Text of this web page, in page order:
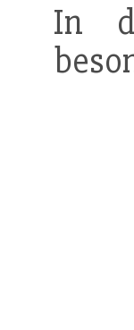
In